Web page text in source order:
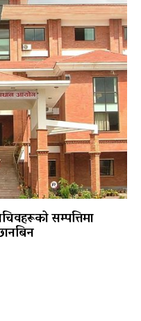
सम्पत्तिमा